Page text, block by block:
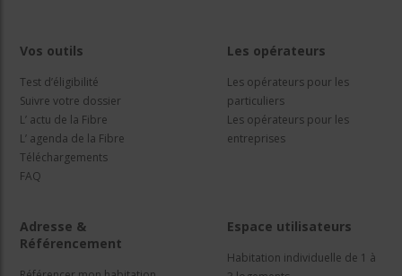
Vos outils
Test d’éligibilité
Suivre votre dossier
L’ actu de la Fibre
L’ agenda de la Fibre
Téléchargements
FAQ
Les opérateurs
Les opérateurs pour les
particuliers
Les opérateurs pour les
entreprises
Adresse &
Référencement
Espace utilisateurs
Habitation individuelle de 1 à